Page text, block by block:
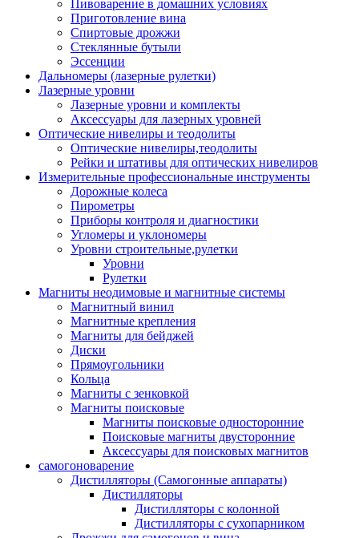
Пивоварение в домашних условиях
Приготовление вина
Спиртовые дрожжи
Стеклянные бутыли
Эссенции
Дальномеры (лазерные рулетки)
Лазерные уровни
Лазерные уровни и комплекты
Аксессуары для лазерных уровней
Оптические нивелиры и теодолиты
Оптические нивелиры,теодолиты
Рейки и штативы для оптических нивелиров
Измерительные профессиональные инструменты
Дорожные колеса
Пирометры
Приборы контроля и диагностики
Угломеры и уклономеры
Уровни строительные,рулетки
Уровни
Рулетки
Магниты неодимовые и магнитные системы
Магнитный винил
Магнитные крепления
Магниты для бейджей
Диски
Прямоугольники
Кольца
Магниты с зенковкой
Магниты поисковые
Магниты поисковые односторонние
Поисковые магниты двусторонние
Аксессуары для поисковых магнитов
самогоноварение
Дистилляторы (Самогонные аппараты)
Дистилляторы
Дистилляторы с колонной
Дистилляторы с сухопарником